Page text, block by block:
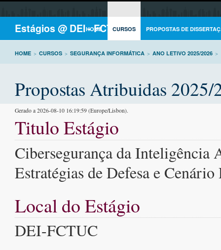
Estágios @ DEI - FCTUC
HOME CURSOS PROPOSTAS DE
HOME > CURSOS > SEGURANÇA INFORMÁTICA > ANO LETIVO 2025/2026 >
Propostas Atribuidas 2025/
Gerado a 2026-08-10 16:19:59 (Europe/Lisbon).
Titulo Estágio
Cibersegurança da
Estratégias de Defesa e
Local do Estágio
DEI-FCTUC